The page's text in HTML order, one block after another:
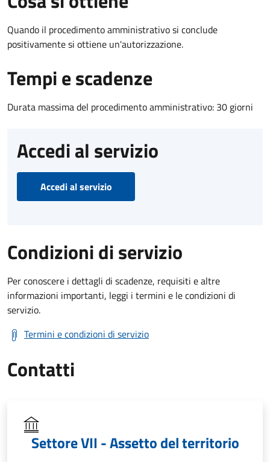
Quando il procedimento amministrativo si conclude
positivamente si ottiene un'autorizzazione.
Tempi e scadenze
Durata massima del procedimento amministrativo: 30 giorni
Accedi al servizio
Accedi al servizio
Condizioni di servizio
Per conoscere i dettagli di scadenze, requisiti e altre
informazioni importanti, leggi i termini e le condizioni di
servizio.
Termini e condizioni di servizio
Contatti
Settore VII - Assetto del territorio